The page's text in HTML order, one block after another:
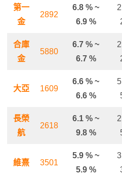
第一
金
2892
6.8 % ~
6.9 %
合庫
金
5880
6.7 % ~
6.7 %
大亞 1609
6.6 % ~
6.6 %
長榮
航
2618
6.1 % ~
9.8 %
維熹 3501
5.9 % ~
5.9 %